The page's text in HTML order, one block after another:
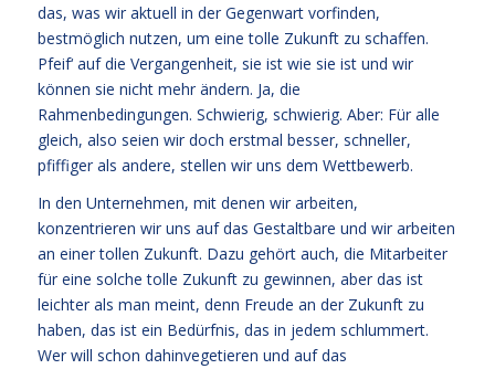
das, was wir aktuell in der Gegenwart vorfinden,
bestmöglich nutzen, um eine tolle Zukunft zu schaffen.
Pfeif‘ auf die Vergangenheit, sie ist wie sie ist und wir
können sie nicht mehr ändern. Ja, die
Rahmenbedingungen. Schwierig, schwierig. Aber: Für alle
gleich, also seien wir doch erstmal besser, schneller,
pfiffiger als andere, stellen wir uns dem Wettbewerb.
In den Unternehmen, mit denen wir arbeiten,
konzentrieren wir uns auf das Gestaltbare und wir arbeiten
an einer tollen Zukunft. Dazu gehört auch, die Mitarbeiter
für eine solche tolle Zukunft zu gewinnen, aber das ist
leichter als man meint, denn Freude an der Zukunft zu
haben, das ist ein Bedürfnis, das in jedem schlummert.
Wer will schon dahinvegetieren und auf das